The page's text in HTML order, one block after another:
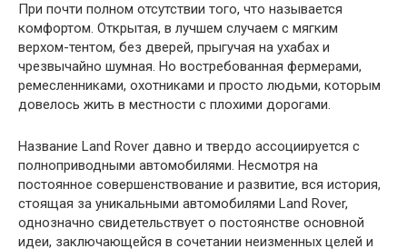
При почти полном отсутствии того, что называется
комфортом. Открытая, в лучшем случаем с мягким
верхом-тентом, без дверей, прыгучая на ухабах и
чрезвычайно шумная. Но востребованная фермерами,
ремесленниками, охотниками и просто людьми, которым
довелось жить в местности с плохими дорогами.
Название Land Rover давно и твердо ассоциируется с
полноприводными автомобилями. Несмотря на
постоянное совершенствование и развитие, вся история,
стоящая за уникальными автомобилями Land Rover,
однозначно свидетельствует о постоянстве основной
идеи, заключающейся в сочетании неизменных целей и